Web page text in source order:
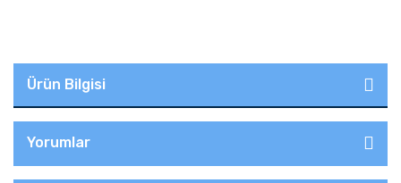
Ürün Bilgisi
Yorumlar